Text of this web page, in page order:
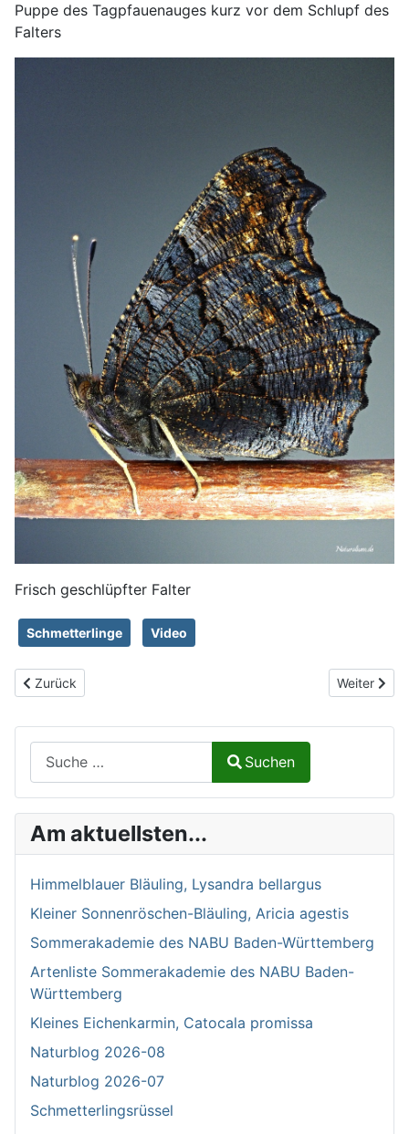
Puppe des Tagpfauenauges kurz vor dem Schlupf des
Falters
Frisch geschlüpfter Falter
Schmetterlinge Video
Vorheriger Beitrag: Falterschlupf des Oleanderschwärmers
Zurück Nächster
Weiter
Suchen
Am aktuellsten...
Himmelblauer Bläuling, Lysandra bellargus
Kleiner Sonnenröschen-Bläuling, Aricia agestis
Sommerakademie des NABU Baden-Württemberg
Artenliste Sommerakademie des NABU Baden-
Württemberg
Kleines Eichenkarmin, Catocala promissa
Naturblog 2026-08
Naturblog 2026-07
Schmetterlingsrüssel